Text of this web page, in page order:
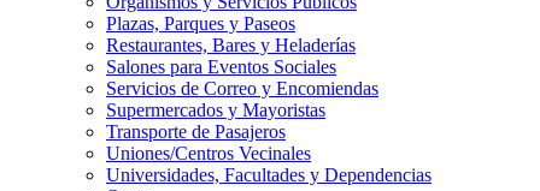
Plazas, Parques y Paseos
Restaurantes, Bares y Heladerías
Salones para Eventos Sociales
Servicios de Correo y Encomiendas
Supermercados y Mayoristas
Transporte de Pasajeros
Uniones/Centros Vecinales
Universidades, Facultades y Dependencias